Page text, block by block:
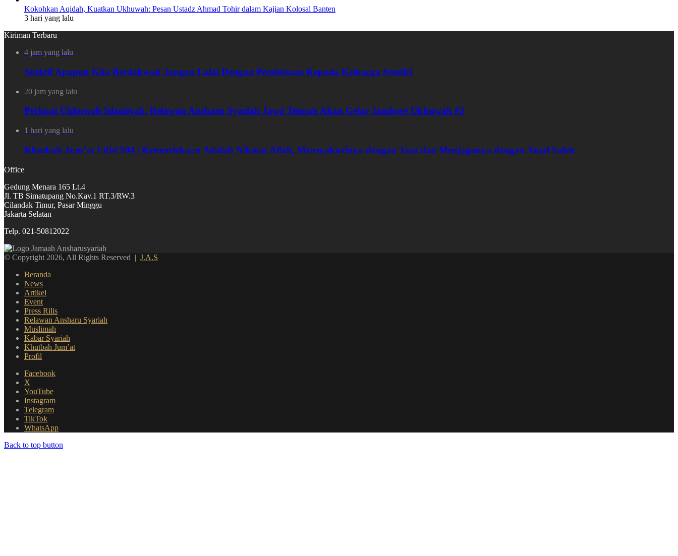
Kokohkan Aqidah, Kuatkan Ukhuwah: Pesan Ustadz Ahmad Tohir dalam Kajian Kolosal Banten
3 hari yang lalu
Kiriman Terbaru
4 jam yang lalu
Seaktif Apapun Kita Berdakwah Jangan Lalai Dengan Pembinaan Kepada Keluarga Sendiri
20 jam yang lalu
Perkuat Ukhuwah Islamiyah, Relawan Ansharu Syariah Jawa Tengah Akan Gelar Jambore Ukhuwah #2
1 hari yang lalu
Khutbah Jum’at Edisi 504 | Kemerdekaan Adalah Nikmat Allah, Mensyukurinya dengan Taat dan Menjaganya dengan Amal Saleh
Office
Gedung Menara 165 Lt.4
Jl. TB Simatupang No.Kav.1 RT.3/RW.3
Cilandak Timur, Pasar Minggu
Jakarta Selatan
Telp. 021-50812022
© Copyright 2026, All Rights Reserved | J.A.S
Beranda
News
Artikel
Event
Press Rilis
Relawan Ansharu Syariah
Muslimah
Kabar Syariah
Khutbah Jum’at
Profil
Facebook
X
YouTube
Instagram
Telegram
TikTok
WhatsApp
Back to top button